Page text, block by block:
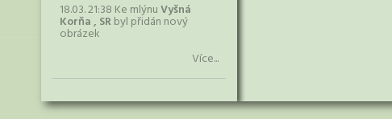
18.03. 21:38 Ke mlýnuVyšná
Korňa , SRbyl přidán nový
obrázek
Více...